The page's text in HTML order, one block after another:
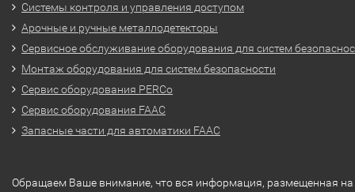
Системы контроля и управления доступом
Арочные и ручные металлодетекторы
Сервисное обслуживание оборудования для систем
Монтаж оборудования для систем безопасности
Сервис оборудования PERCo
Сервис оборудования FAAC
Запасные части для автоматики FAAC
Обращаем Ваше внимание, что вся информация, размещенная на